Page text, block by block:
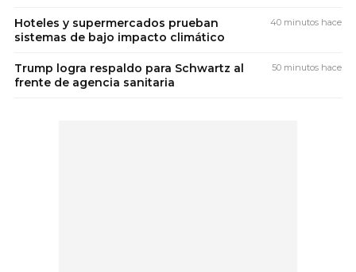
Hoteles y supermercados prueban
sistemas de bajo impacto climático
40 minutos hace
Trump logra respaldo para Schwartz al
frente de agencia sanitaria
50 minutos hace